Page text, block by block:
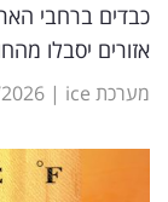
שיווק
ופרסום
כבדים ברחבי
אזורים יסבלו
מערכת ice |